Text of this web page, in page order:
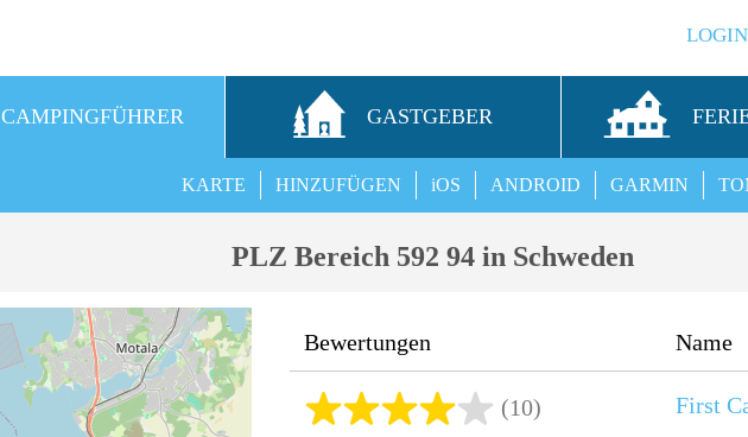
LOGIN
CAMPINGFÜHRER GASTGEBER
GARMIN
ANDROID
iOS
HINZUFÜGEN
KARTE
PLZ Bereich 592 94 in Schweden
Bewertungen Name
(10) First